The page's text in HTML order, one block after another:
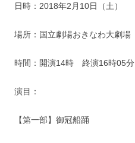
日時：2018年2月10日（土）
場所：国立劇場おきなわ大劇場
時間：開演14時 終演16時05分
演目：
【第一部】御冠船踊